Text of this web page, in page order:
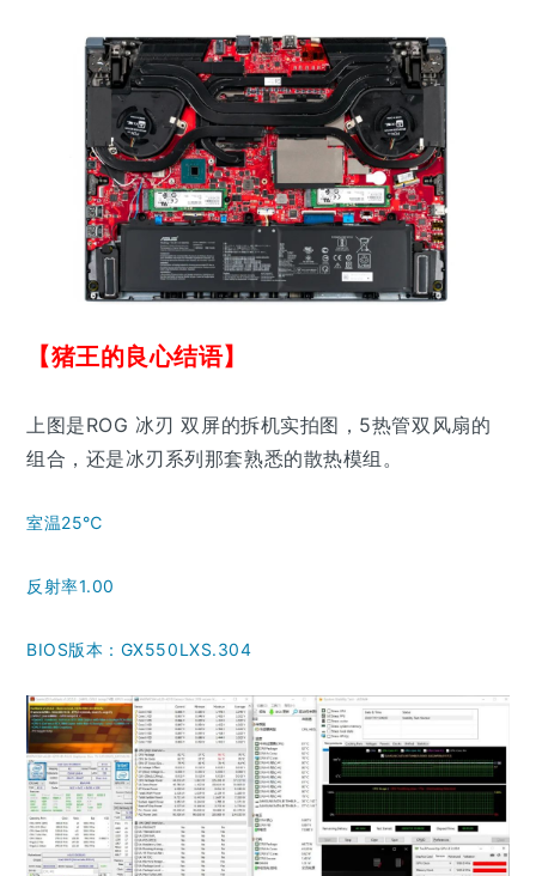
【猪王的良心结语】
上图是ROG 冰刃 双屏的拆机实拍图，5热管双风扇的
组合，还是冰刃系列那套熟悉的散热模组。
室温25℃
反射率1.00
BIOS版本：GX550LXS.304